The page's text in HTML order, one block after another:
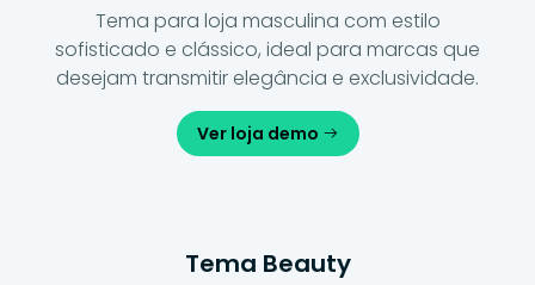
Tema para loja masculina com estilo
sofisticado e clássico, ideal para marcas que
desejam transmitir elegância e exclusividade.
Ver loja demo
Tema Beauty